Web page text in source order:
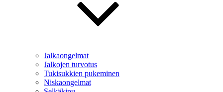
Jalkaongelmat
Jalkojen turvotus
Tukisukkien pukeminen
Niskaongelmat